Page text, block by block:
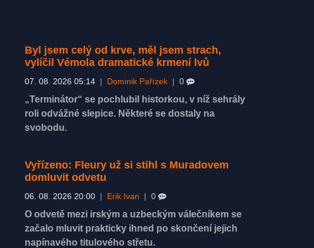
Byl jsem celý od krve, měl jsem strach,
vylíčil Vémola dramatické krmení lvů
07. 08. 2026 05:14 | Dominik Pařízek | 0
„Terminátor“ se pochlubil historkou, v níž sehrály
roli odvážné slepice. Některé se dostaly na
svobodu.
Vyřízeno: Fleury už si stihl s Muradovem
domluvit odvetu
06. 08. 2026 20:00 | Erik Ivan | 0
O odvetě mezi irským a uzbeckým válečníkem se
začalo mluvit prakticky ihned po skončení jejich
napínavého titulového střetu.